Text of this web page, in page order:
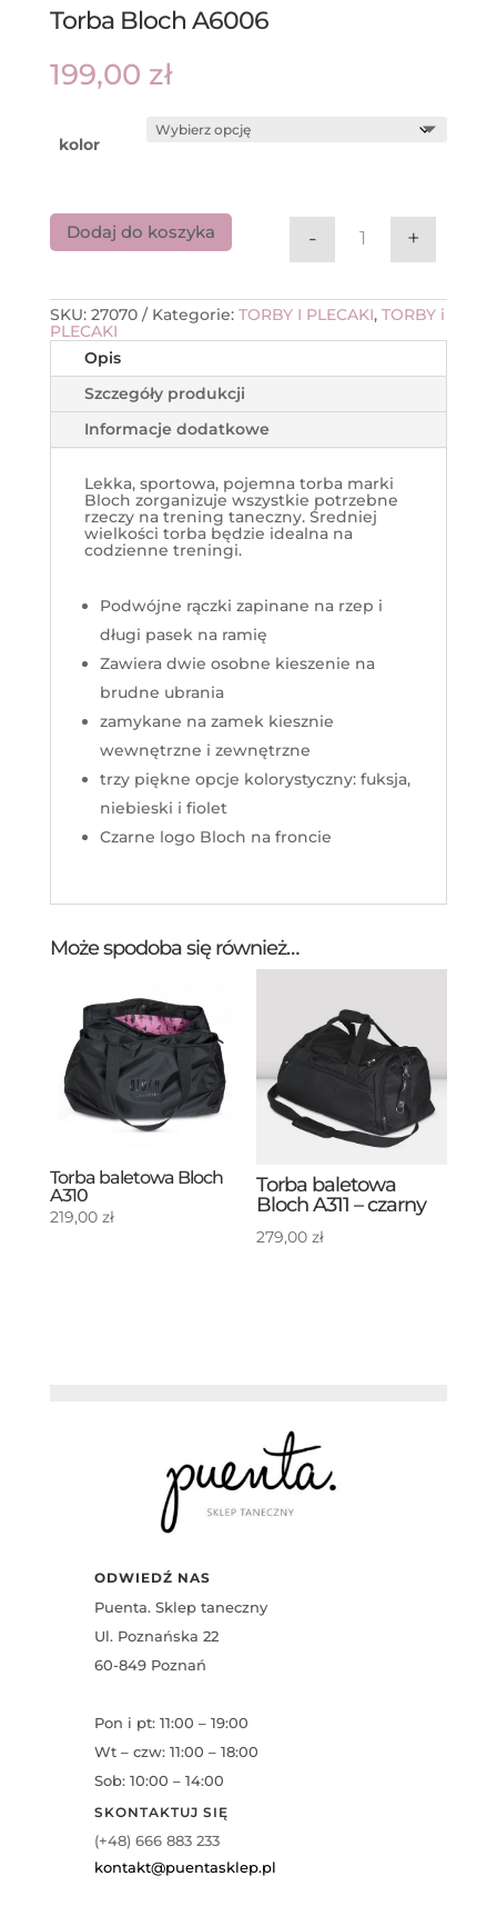
Torba Bloch A6006
199,00 zł
kolor
ilość Torba
- +
Dodaj do koszyka
SKU: 27070 Kategorie: TORBY I PLECAKI, TORBY i
PLECAKI
Opis
Szczegóły produkcji
Informacje dodatkowe
Lekka, sportowa, pojemna torba marki
Bloch zorganizuje wszystkie potrzebne
rzeczy na trening taneczny. Średniej
wielkości torba będzie idealna na
codzienne treningi.
Podwójne rączki zapinane na rzep i
długi pasek na ramię
Zawiera dwie osobne kieszenie na
brudne ubrania
zamykane na zamek kiesznie
wewnętrzne i zewnętrzne
trzy piękne opcje kolorystyczny: fuksja,
niebieski i fiolet
Czarne logo Bloch na froncie
Może spodoba się również…
Torba baletowa Bloch
A310
219,00 zł
Torba baletowa
Bloch A311 – czarny
279,00zł
ODWIEDŹ NAS
Puenta. Sklep taneczny
Ul. Poznańska 22
60-849 Poznań
Pon i pt: 11:00 – 19:00
Wt – czw: 11:00 – 18:00
Sob: 10:00 – 14:00
SKONTAKTUJ SIĘ
(+48) 666 883 233
kontakt@puentasklep.pl